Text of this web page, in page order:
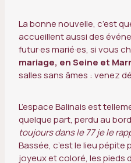
La bonne nouvelle, c’est
accueillent aussi des
futur·es marié·es, si vous
mariage, en Seine et
salles sans âmes : venez
L’espace Balinais est
quelque part, perdu au
toujours dans le 77 je le
Bassée, c’est le lieu pépite
joyeux et coloré, les pieds